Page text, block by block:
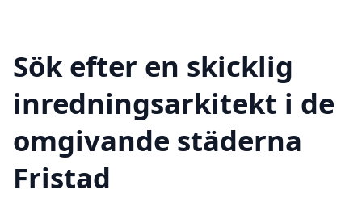
Sök efter en skicklig
inredningsarkitekt i de
omgivande städerna
Fristad